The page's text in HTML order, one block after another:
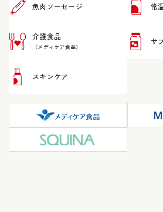
魚肉ソーセージ 常
介護食品
（メディケア食品）
サ
スキンケア